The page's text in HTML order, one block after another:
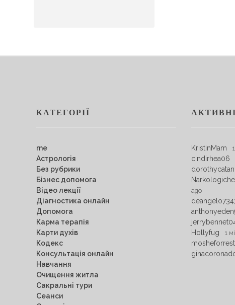
КАТЕГОРІЇ
me
Астрологія
Без рубрики
Бізнес допомога
Відео лекції
Діагностика онлайн
Допомога
Карма терапія
Карти духів
Кодекс
Консультація онлайн
Навчання
Очищення житла
Сакральні тури
Сеанси
KristinMam
cindirhea06
ago
Hollyfug 1